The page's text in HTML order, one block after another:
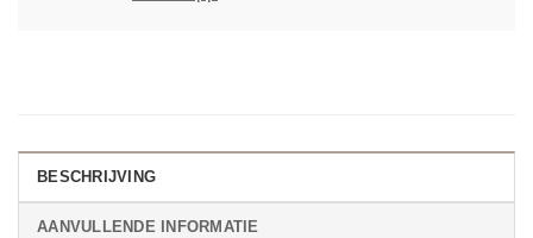
BESCHRIJVING
AANVULLENDE INFORMATIE